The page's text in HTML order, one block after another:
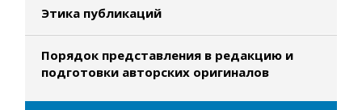
Этика публикаций
Порядок представления в редакцию и
подготовки авторских оригиналов